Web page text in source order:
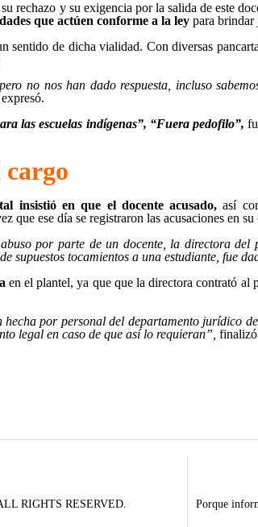
rechazo y su exigencia por la salida de este
que actúen conforme a la ley para brindar
sentido de dicha vialidad. Con diversas
no nos han dado respuesta, incluso
expresó.
las escuelas indígenas”, “Fuera pedofilo”,
cargo
insistió en que el docente acusado,así
que ese día se registraron las acusaciones en su
por parte de un docente, la directora del
supuestos tocamientos a una estudiante, fue
en el plantel, ya que que la directora contrató al
por personal del departamento jurídico
legal en caso de que así lo requieran”,
RIGHTS RESERVED. Porque